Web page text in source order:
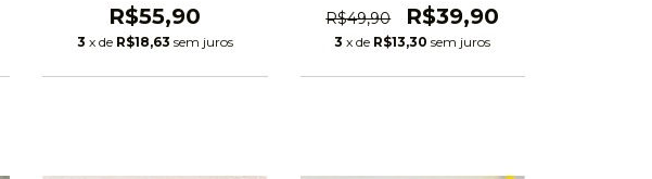
R$55,90
3 x de R$18,63 sem juros
R$49,90 R$39,90
3 x de R$13,30 sem juros